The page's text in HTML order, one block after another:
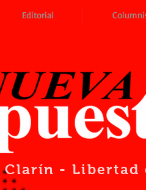
Editorial
- Libertad